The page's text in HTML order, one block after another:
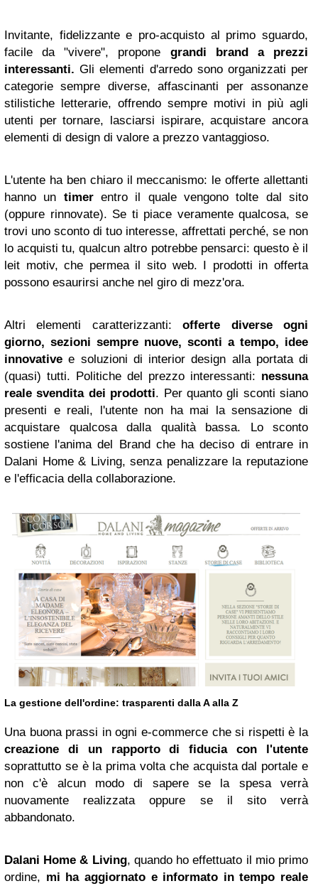
Invitante, fidelizzante e pro-acquisto al primo sguardo,
facile da "vivere", propone grandi brand a prezzi
interessanti. Gli elementi d'arredo sono organizzati per
categorie sempre diverse, affascinanti per assonanze
stilistiche letterarie, offrendo sempre motivi in più agli
utenti per tornare, lasciarsi ispirare, acquistare ancora
elementi di design di valore a prezzo vantaggioso.
L'utente ha ben chiaro il meccanismo: le offerte allettanti
hanno un timerentro il quale vengono tolte dal sito
(oppure rinnovate). Se ti piace veramente qualcosa, se
trovi uno sconto di tuo interesse, affrettati perché, se non
lo acquisti tu, qualcun altro potrebbe pensarci: questo è il
leit motiv, che permea il sito web. I prodotti in offerta
possono esaurirsi anche nel giro di mezz'ora.
Altri elementi caratterizzanti:offerte diverse ogni
giorno, sezioni sempre nuove, sconti a tempo, idee
innovative e soluzioni di interior design alla portata di
(quasi) tutti. Politiche del prezzo interessanti: nessuna
reale svendita dei prodotti. Per quanto gli sconti siano
presenti e reali, l'utente non ha mai la sensazione di
acquistare qualcosa dalla qualità bassa. Lo sconto
sostiene l'anima del Brand che ha deciso di entrare in
Dalani Home & Living, senza penalizzare la reputazione
e l'efficacia della collaborazione.
La gestione dell'ordine: trasparenti dalla A alla Z
Una buona prassi in ogni e-commerce che si rispetti è la
creazione di un rapporto di fiducia con l'utente
soprattutto se è la prima volta che acquista dal portale e
non c'è alcun modo di sapere se la spesa verrà
nuovamente realizzata oppure se il sito verrà
abbandonato.
Dalani Home & Living, quando ho effettuato il mio primo
ordine, mi ha aggiornato e informato in tempo reale